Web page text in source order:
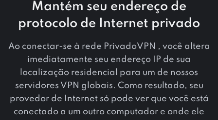
Mantém seu endereço de
protocolo de Internet privado
Ao conectar-se à rede PrivadoVPN , você altera
imediatamente seu endereço IP de sua
localização residencial para um de nossos
servidores VPN globais. Como resultado, seu
provedor de Internet só pode ver que você está
conectado a um outro computador e onde ele